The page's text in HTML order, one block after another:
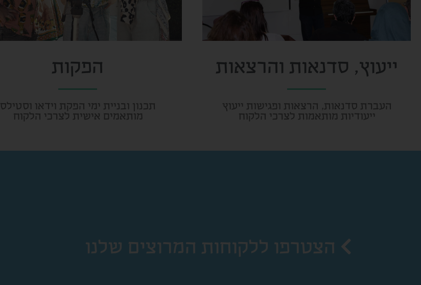
ייעוץ, סדנאות והרצאות
העברת סדנאות, הרצאות ופגישות ייעוץ
ייעודיות מותאמות לצרכי הלקוח
הפקות
תכנון ובניית ימי הפקת וידאו וסטילס
מותאמים אישית לצרכי הלקוח
הצטרפו ללקוחות המרוצים שלנו